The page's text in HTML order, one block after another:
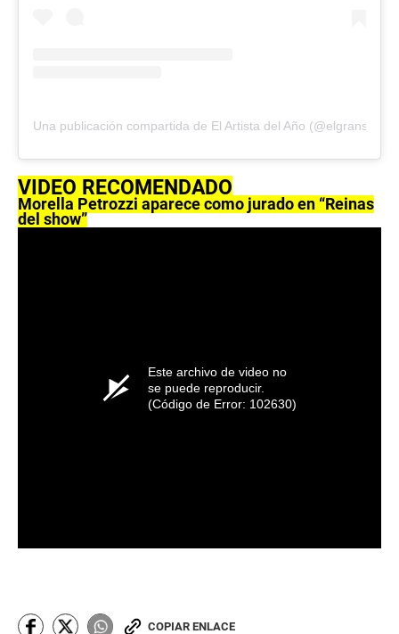
Una publicación compartida de El Artista del Año
VIDEO RECOMENDADO
Morella Petrozzi aparece como jurado en “Reinas
del show”
Este archivo de video no
se puede reproducir.
(Código de Error: 102630)
COPIAR ENLACE